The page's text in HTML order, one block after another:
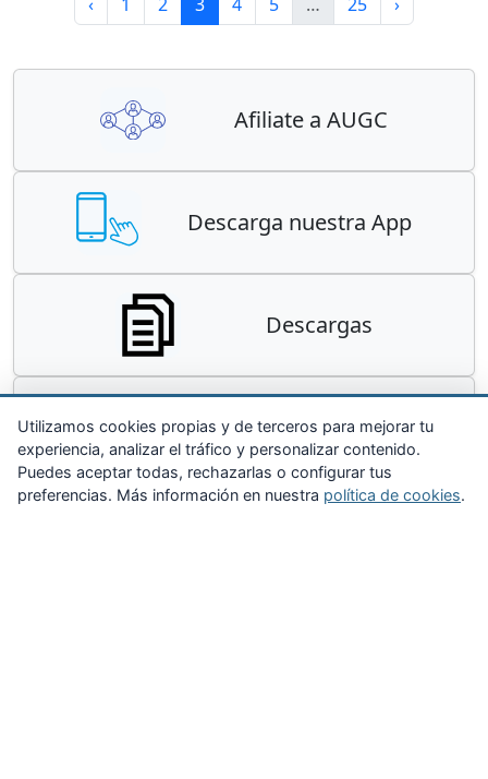
Afiliate a AUGC
Descarga nuestra App
Descargas
Contacta
Utilizamos cookies propias y de terceros para mejorar tu
experiencia, analizar el tráfico y personalizar contenido.
Puedes aceptar todas, rechazarlas o configurar tus
preferencias. Más información en nuestra política de cookies.